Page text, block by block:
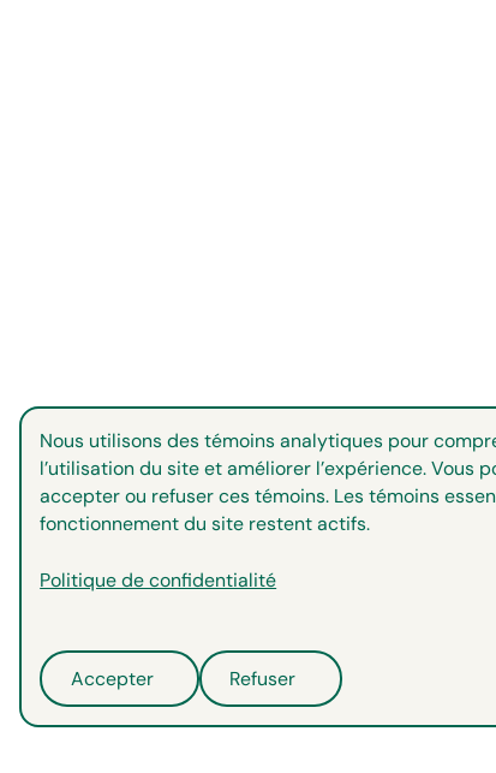
Nous utilisons des témoins analytiques pour
l’utilisation du site et améliorer l’expérience. Vous
accepter ou refuser ces témoins. Les témoins
fonctionnement du site restent actifs.
Politique de confidentialité
Accepter Refuser
© 2026Copyright. All Rights Reserved.